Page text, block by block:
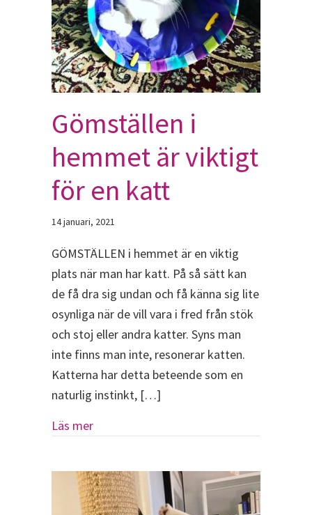
Gömställen i
hemmet är viktigt
för en katt
14 januari, 2021
GÖMSTÄLLEN i hemmet är en viktig
plats när man har katt. På så sätt kan
de få dra sig undan och få känna sig lite
osynliga när de vill vara i fred från stök
och stoj eller andra katter. Syns man
inte finns man inte, resonerar katten.
Katterna har detta beteende som en
naturlig instinkt, […]
Läs merabout Gömställen i hemmet är viktigt för